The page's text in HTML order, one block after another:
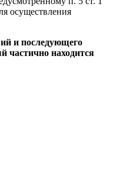
осуществления
и последующего
частично находится